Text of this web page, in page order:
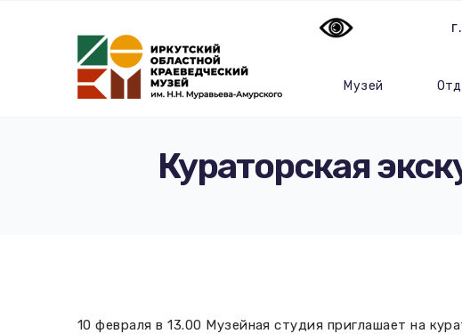
Музей
Кураторская
10 февраля в 13.00 Музейная студия приглашает на